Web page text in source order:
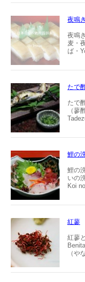
夜鳴
夜鳴
麦・
ば・
たで
たで
（蓼
鯉の
鯉の
いの
Koi
紅蓼
紅蓼
（や